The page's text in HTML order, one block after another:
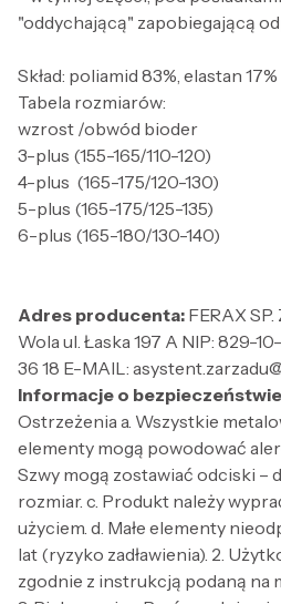
"oddychającą" zapobiegającą
Skład: poliamid 83%, elastan 17%
Tabela rozmiarów:
wzrost /obwód bioder
3-plus (155-165/110-120)
4-plus (165-175/120-130)
5-plus (165-175/125-135)
6-plus (165-180/130-140)
Adres producenta: FERAX
Wola ul. Łaska 197 A NIP: 829-
36 18 E-MAIL:
Informacje o
Ostrzeżenia a. Wszystkie
elementy mogą powodować
Szwy mogą zostawiać odciski –
rozmiar. c. Produkt należy
użyciem. d. Małe elementy
lat (ryzyko zadławienia). 2.
zgodnie z instrukcją podaną na